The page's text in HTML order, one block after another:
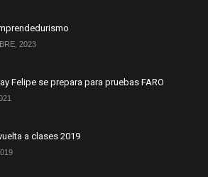
2023
Felipe se prepara para pruebas FARO
a clases 2019